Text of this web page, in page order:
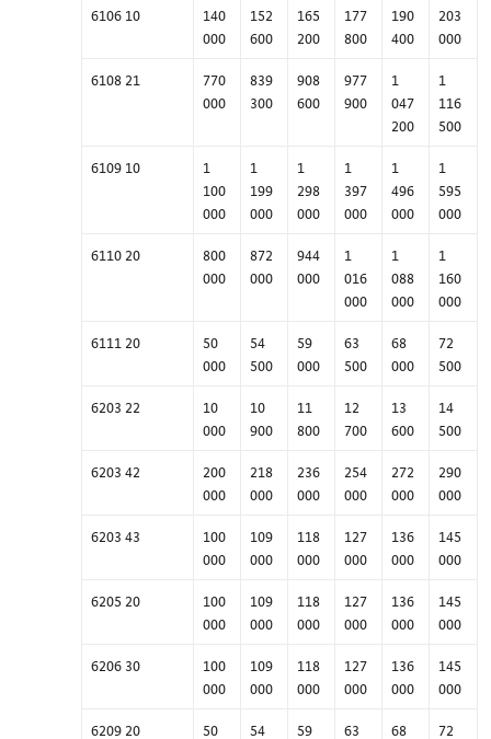
6106 10
140
000
152
600
165
200
177
800
190
400
203
000
6108 21
770
000
839
300
908
600
977
900
1
047
200
1
116
500
6109 10
1
100
000
1
199
000
1
298
000
1
397
000
1
496
000
1
595
000
6110 20
800
000
872
000
944
000
1
016
000
1
088
000
1
160
000
6111 20
50
000
54
500
59
000
63
500
68
000
72
500
6203 22
10
000
10
900
11
800
12
700
13
600
14
500
6203 42
200
000
218
000
236
000
254
000
272
000
290
000
6203 43
100
000
109
000
118
000
127
000
136
000
145
000
6205 20
100
000
109
000
118
000
127
000
136
000
145
000
6206 30
100
000
109
000
118
000
127
000
136
000
145
000
6209 20
50 54 59 63 68 72